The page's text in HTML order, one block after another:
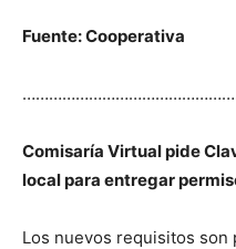
Fuente: Cooperativa
Comisaría Virtual pide
local para entregar
Los nuevos requisitos son